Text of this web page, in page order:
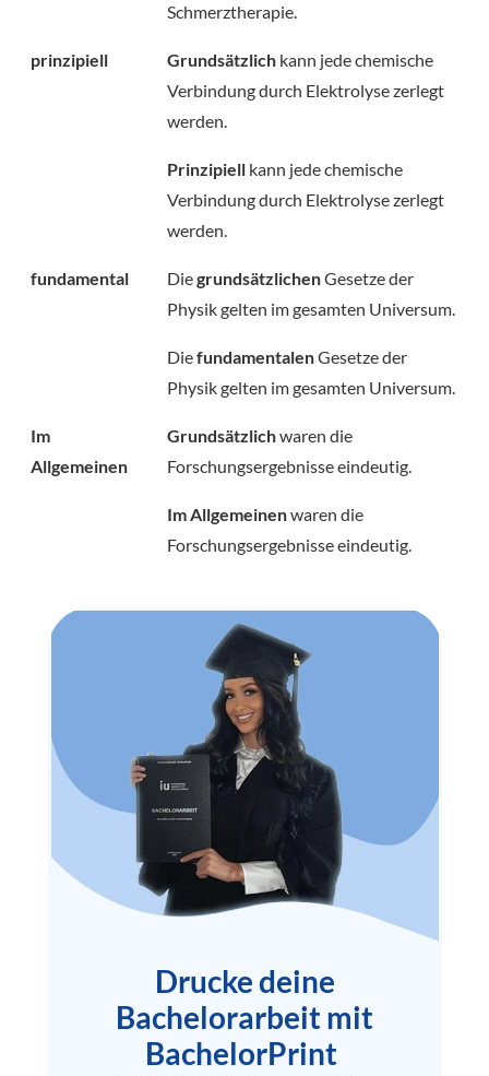
Schmerztherapie.
prinzipiell Grundsätzlich kann jede chemische
Verbindung durch Elektrolyse zerlegt
werden.
Prinzipiell kann jede chemische
Verbindung durch Elektrolyse zerlegt
werden.
fundamental DiegrundsätzlichenGesetze der
Physik gelten im gesamten Universum.
DiefundamentalenGesetze der
Physik gelten im gesamten Universum.
Im
Allgemeinen
Grundsätzlichwaren die
Forschungsergebnisse eindeutig.
Im Allgemeinenwaren die
Forschungsergebnisse eindeutig.
Drucke deine
Bachelorarbeit mit
BachelorPrint